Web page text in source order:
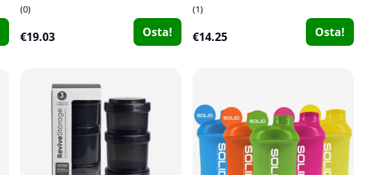
0
€19.03 Osta!
1
€14.25 Osta!